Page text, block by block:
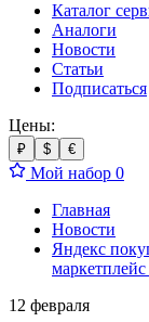
Каталог
Аналоги
Новости
Статьи
Подписаться
Цены:
₽ $ €
Мой набор 0
Главная
Новости
Яндекс
маркетплейс
12 февраля